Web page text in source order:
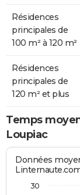
Résidences
principales de
100 m² à 120 m²
Résidences
principales de
120 m² et plus
Temps
Loupiac
Données
30